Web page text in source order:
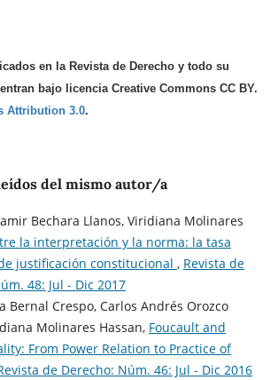
en la Revista de Derecho y todo su
bajo licencia Creative Commons CC BY.
Attribution 3.0.
del mismo autor/a
Bechara Llanos, Viridiana Molinares
la interpretación y la norma: la tasa
justificación constitucional , Revista de
48: Jul - Dic 2017
Bernal Crespo, Carlos Andrés Orozco
Molinares Hassan, Foucault and
From Power Relation to Practice of
de Derecho: Núm. 46: Jul - Dic 2016